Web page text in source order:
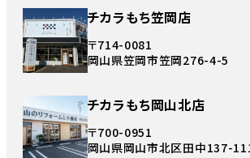
チカラもち笠岡店
〒714-0081
岡山県笠岡市笠岡276-4-5
チカラもち岡山北店
〒700-0951
岡山県岡山市北区田中137-